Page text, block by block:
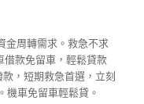
金周轉需求。救急不求
借款免留車，輕鬆貸款
，短期救急首選，立刻
機車免留車輕鬆貸。